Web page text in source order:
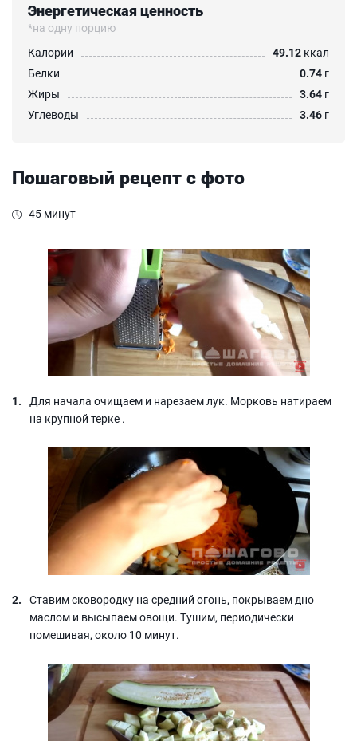
Энергетическая ценность
*на одну порцию
Калории
49.12 ккал
Белки
0.74 г
Жиры
3.64 г
Углеводы
3.46 г
Пошаговый рецепт с фото
45 минут
Для начала очищаем и нарезаем лук. Морковь натираем
на крупной терке .
Ставим сковородку на средний огонь, покрываем дно
маслом и высыпаем овощи. Тушим, периодически
помешивая, около 10 минут.